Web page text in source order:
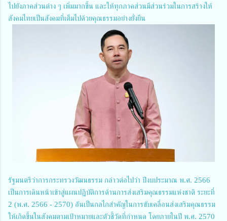
ไปยังภาคส่วนต่าง ๆ เพิ่มมากขึ้น และให้ทุกภาคส่วนมีส่วนร่วมในการสร้างให้
สังคมไทยเป็นสังคมที่เต็มไปด้วยคุณธรรมอย่างยั่งยืน
รัฐมนตรีว่าการกระทรวงวัฒนธรรม กล่าวต่อไปว่า ปีงบประมาณ พ.ศ. 2566
เป็นการเดินหน้าเข้าสู่แผนปฏิบัติการด้านการส่งเสริมคุณธรรมแห่งชาติ ระยะที่
2 (พ.ศ. 2566 - 2570) อันเป็นกลไกสำคัญในการขับเคลื่อนส่งเสริมคุณธรรม
ให้เกิดขึ้นในสังคมตามเป้าหมายและตัวชี้วัดที่กำหนด โดยภายในปี พ.ศ. 2570